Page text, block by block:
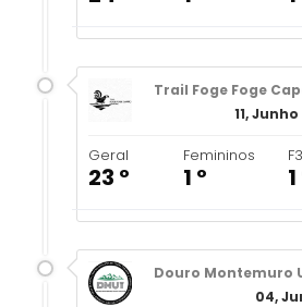
Trail Foge Foge
11,
Geral
23 º
Femininos
1 º
Douro Montemuro
04,